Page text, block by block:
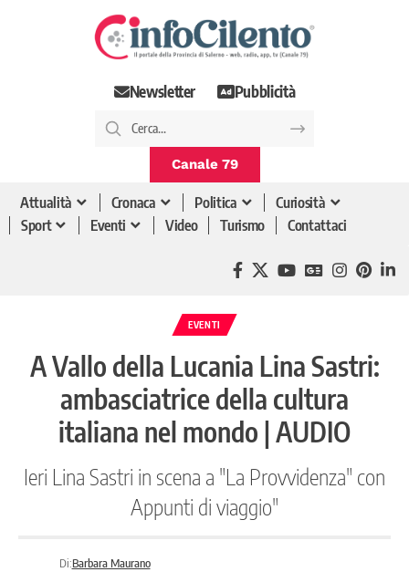
Newsletter Pubblicità
Canale 79
Attualità Cronaca Politica
Curiosità
Sport
Eventi Video Turismo Contattaci
EVENTI
A Vallo della Lucania Lina Sastri:
ambasciatrice della cultura
italiana nel mondo | AUDIO
Ieri Lina Sastri in scena a "La Provvidenza" con
Appunti di viaggio"
Di:Barbara Maurano